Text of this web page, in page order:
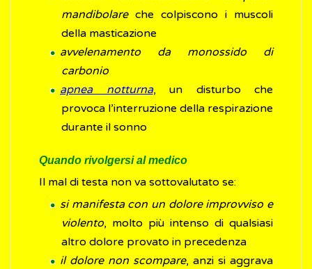
mandibolareche colpiscono i muscoli
della masticazione
avvelenamento da monossido di
carbonio
apnea notturna, un disturbo che
provoca l’interruzione della respirazione
durante il sonno
Quando rivolgersi al medico
Il mal di testa non va sottovalutato se:
si manifesta con un dolore improvviso e
violento, molto più intenso di qualsiasi
altro dolore provato in precedenza
il dolore non scompare, anzi si aggrava